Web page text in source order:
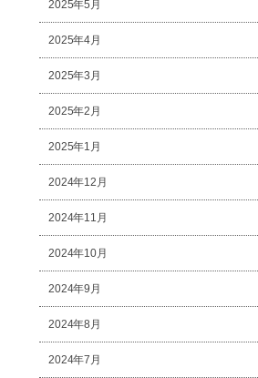
2025年5月
2025年4月
2025年3月
2025年2月
2025年1月
2024年12月
2024年11月
2024年10月
2024年9月
2024年8月
2024年7月